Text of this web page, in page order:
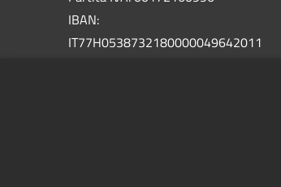
IBAN:
IT77H0538732180000049642011